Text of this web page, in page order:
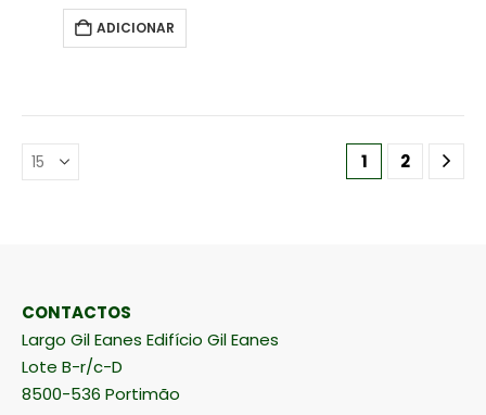
ADICIONAR
1 2
CONTACTOS
Largo Gil Eanes Edifício Gil Eanes
Lote B-r/c-D
8500-536 Portimão